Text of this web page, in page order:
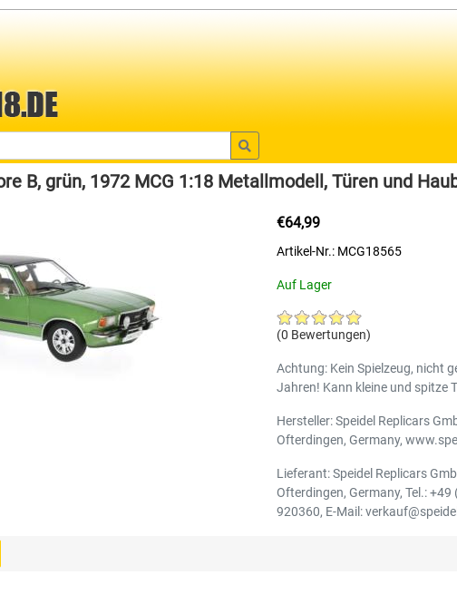
B, grün, 1972 MCG 1:18 Metallmodell, Türen und
€64,99
Artikel-Nr.: MCG18565
Auf Lager
(0 Bewertungen)
Achtung: Kein Spielzeug, nicht
Jahren! Kann kleine und spitze
Hersteller: Speidel Replicars
Ofterdingen, Germany,
Lieferant: Speidel Replicars
Ofterdingen, Germany, Tel.:
920360, E-Mail: